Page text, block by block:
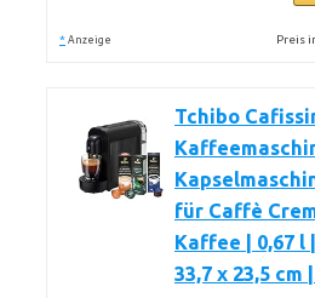
* Anzeige Preis
Tchibo
für Caffè
Kaffee | 0,67 l
33,7 x 23,5 cm